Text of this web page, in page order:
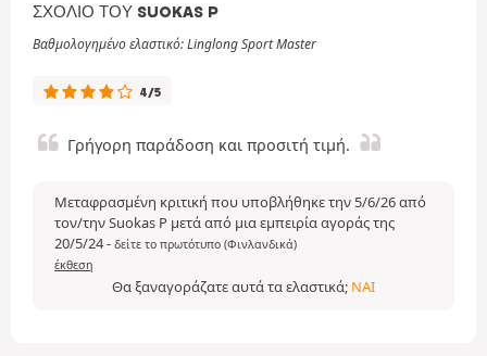
ΣΧΌΛΙΟ ΤΟΥ SUOKAS P
Βαθμολογημένο ελαστικό: Linglong Sport Master
4/5
Γρήγορη παράδοση και προσιτή τιμή.
Μεταφρασμένη κριτική που υποβλήθηκε την 5/6/26 από
τον/την Suokas P μετά από μια εμπειρία αγοράς της
20/5/24- δείτε το πρωτότυπο (Φινλανδικά)
έκθεση
Θα ξαναγοράζατε αυτά τα ελαστικά; ΝΑΙ